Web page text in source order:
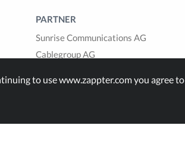
PARTNER
Sunrise Communications AG
Cablegroup AG
to use www.zappter.com you agree